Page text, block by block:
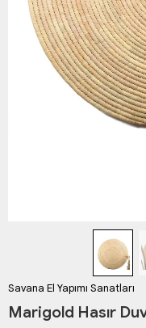
Savana El Yapımı Sanatları
Marigold Hasır